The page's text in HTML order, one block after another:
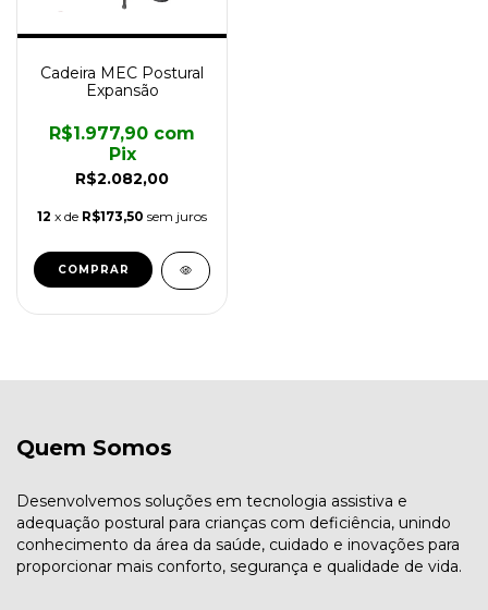
Cadeira MEC Postural
Expansão
R$2.082,00
R$1.977,90 com
Pix
12 x de R$173,50 sem juros
COMPRAR
Quem Somos
Desenvolvemos soluções em tecnologia assistiva e
adequação postural para crianças com deficiência, unindo
conhecimento da área da saúde, cuidado e inovações para
proporcionar mais conforto, segurança e qualidade de vida.